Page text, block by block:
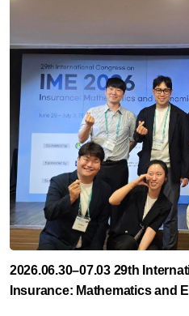
2026.06.30–07.03 29th
Insurance: Mathematics and